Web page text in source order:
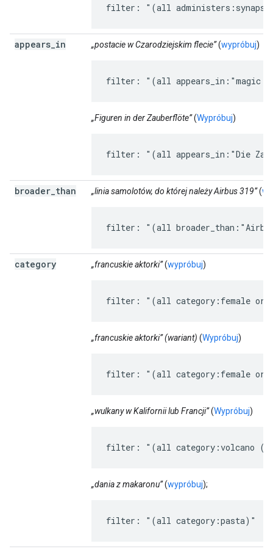
filter: "(all
appears in „postacie w Czarodziejskim flecie”(wypróbuj)
filter: "(all appears_in:"magic
„Figuren in der Zauberflöte”(Wypróbuj)
filter: "(all appears_in:"Die
broader than „linia samolotów, do której należy Airbus 319”(
filter: "(all
category „francuskie aktorki”(wypróbuj)
filter: "(all category:female
„francuskie aktorki” (wariant) (Wypróbuj)
filter: "(all category:female
„wulkany w Kalifornii lub Francji”(Wypróbuj)
filter: "(all category:volcano
„dania z makaronu”(wypróbuj);
filter: "(all category:pasta)"